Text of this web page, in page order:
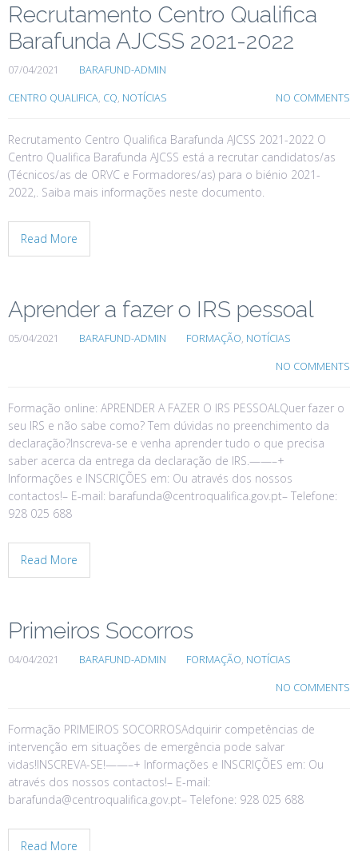
Recrutamento Centro Qualifica
Barafunda AJCSS 2021-2022
07/04/2021 BARAFUND-ADMIN
CENTRO QUALIFICA, CQ, NOTÍCIAS NO COMMENTS
Recrutamento Centro Qualifica Barafunda AJCSS 2021-2022 O
Centro Qualifica Barafunda AJCSS está a recrutar candidatos/as
(Técnicos/as de ORVC e Formadores/as) para o biénio 2021-
2022,. Saiba mais informações neste documento.
Read More
Aprender a fazer o IRS pessoal
05/04/2021 BARAFUND-ADMIN FORMAÇÃO, NOTÍCIAS
NO COMMENTS
Formação online: APRENDER A FAZER O IRS PESSOALQuer fazer o
seu IRS e não sabe como? Tem dúvidas no preenchimento da
declaração?Inscreva-se e venha aprender tudo o que precisa
saber acerca da entrega da declaração de IRS.——–+
Informações e INSCRIÇÕES em: Ou através dos nossos
contactos!– E-mail: barafunda@centroqualifica.gov.pt– Telefone:
928 025 688
Read More
Primeiros Socorros
04/04/2021 BARAFUND-ADMIN FORMAÇÃO, NOTÍCIAS
NO COMMENTS
Formação PRIMEIROS SOCORROSAdquirir competências de
intervenção em situações de emergência pode salvar
vidas!INSCREVA-SE!——–+ Informações e INSCRIÇÕES em: Ou
através dos nossos contactos!– E-mail:
barafunda@centroqualifica.gov.pt– Telefone: 928 025 688
Read More